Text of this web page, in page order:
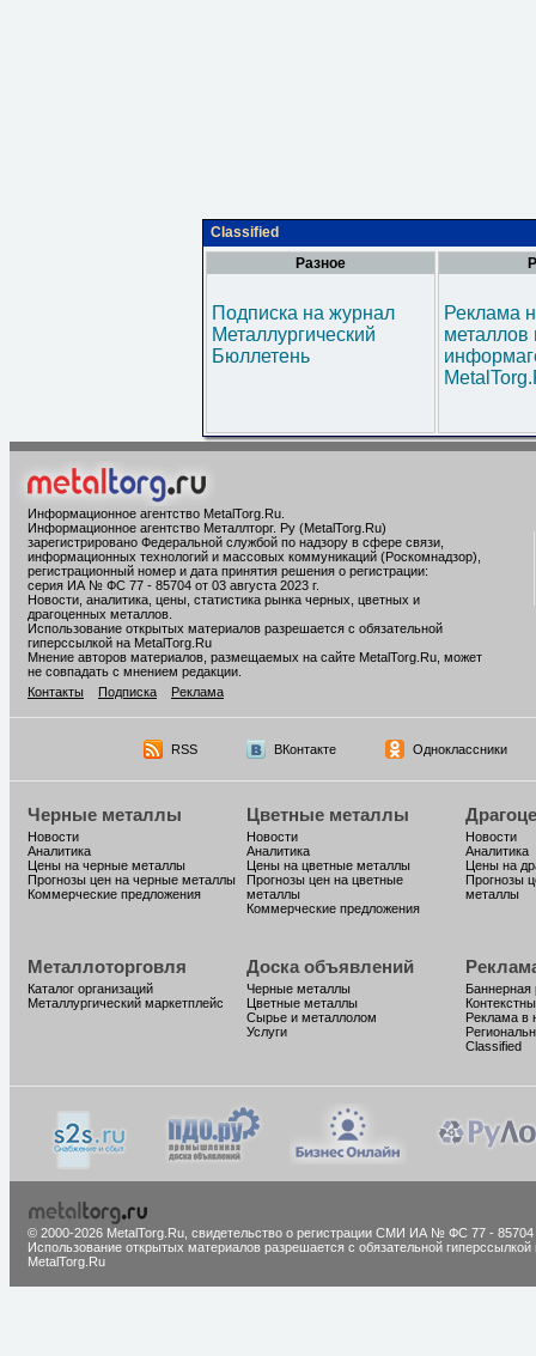
Classified
Разное
Подписка на журнал
Металлургический
Бюллетень
Реклама
металлов
Информационное агентство MetalTorg.Ru
Информационное агентство Металлторг. Ру (MetalTorg.Ru)
зарегистрировано Федеральной службой по надзору в сфере связи,
информационных технологий и массовых коммуникаций (Роскомнадзор),
регистрационный номер и дата принятия решения о регистрации:
серия ИА № ФС 77 - 85704 от 03 августа 2023 г.
Новости, аналитика, цены, статистика рынка черных, цветных и
драгоценных металлов.
Использование открытых материалов разрешается с обязательной
гиперссылкой на MetalTorg.Ru
Мнение авторов материалов, размещаемых на сайте MetalTorg.Ru, может
не совпадать с мнением редакции.
Контакты
Подписка Реклама
RSS ВКонтакте Одноклассники
Черные металлы
Новости
Аналитика
Цены на черные металлы
Прогнозы цен на черные металлы
Коммерческие предложения
Цветные металлы
Новости
Аналитика
Цены на цветные металлы
Прогнозы цен на цветные
металлы
Коммерческие предложения
Новости
Аналитика
Цены на
Прогнозы
металлы
Металлоторговля
Каталог организаций
Металлургический маркетплейс
Доска объявлений
Черные металлы
Цветные металлы
Сырье и металлолом
Услуги
Баннерная
Реклама в
Classified
© 2000-2026 MetalTorg.Ru, cвидетельство о регистрации СМИ ИА № ФС 77 - 85704
Использование открытых материалов разрешается с обязательной гиперссылкой
MetalTorg.Ru